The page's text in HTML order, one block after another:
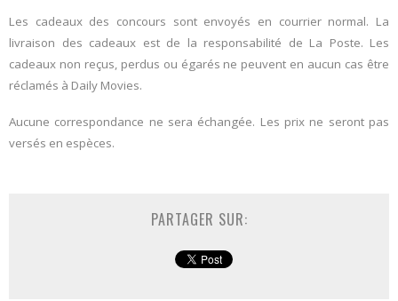
Les cadeaux des concours sont envoyés en courrier normal. La
livraison des cadeaux est de la responsabilité de La Poste. Les
cadeaux non reçus, perdus ou égarés ne peuvent en aucun cas être
réclamés à Daily Movies.
Aucune correspondance ne sera échangée. Les prix ne seront pas
versés en espèces.
PARTAGER SUR: